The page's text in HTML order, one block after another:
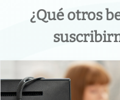
¿Qué otros